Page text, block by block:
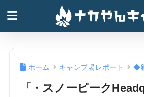
ホーム キャンプ場レポート ◆
「・スノーピーク